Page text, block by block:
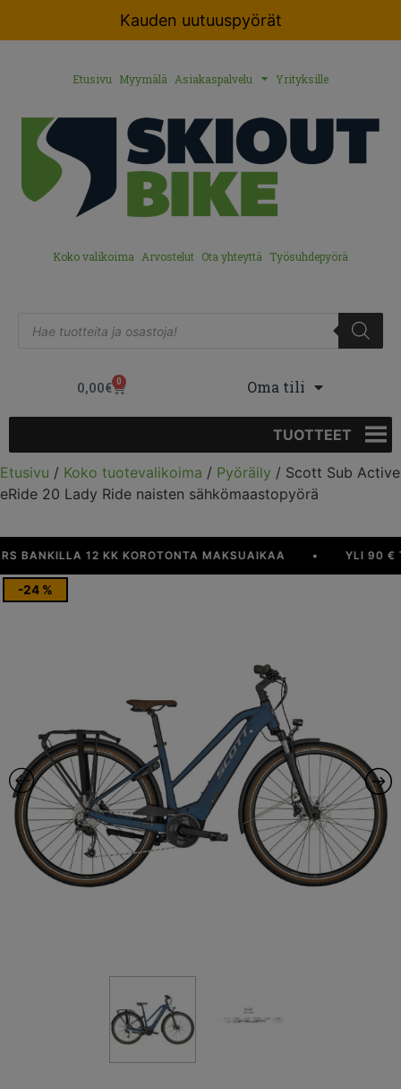
Kauden uutuuspyörät
Etusivu Myymälä Asiakaspalvelu Yrityksille
Koko valikoima Arvostelut Ota yhteyttä Työsuhdepyörä
0,00€ 0 Oma tili
TUOTTEET
Etusivu / Koko tuotevalikoima / Pyöräily / Scott Sub Active
eRide 20 Lady Ride naisten sähkömaastopyörä
12 KK KOROTONTA MAKSUAIKAA • YLI 90 €
-24 %